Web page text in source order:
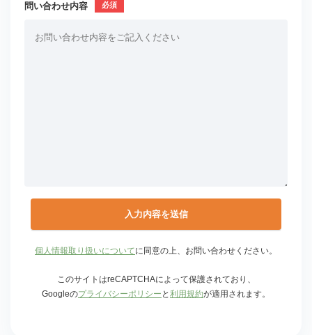
問い合わせ内容
個人情報取り扱いについてに同意の上、お問い合わせください。
このサイトはreCAPTCHAによって保護されており、
Googleのプライバシーポリシー と 利用規約が適用されます。